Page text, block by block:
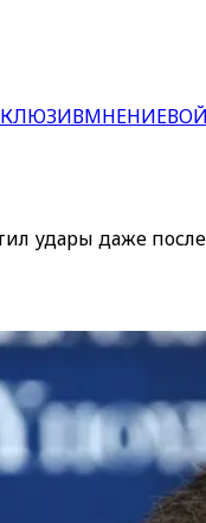
МНЕНИЕ
удары даже